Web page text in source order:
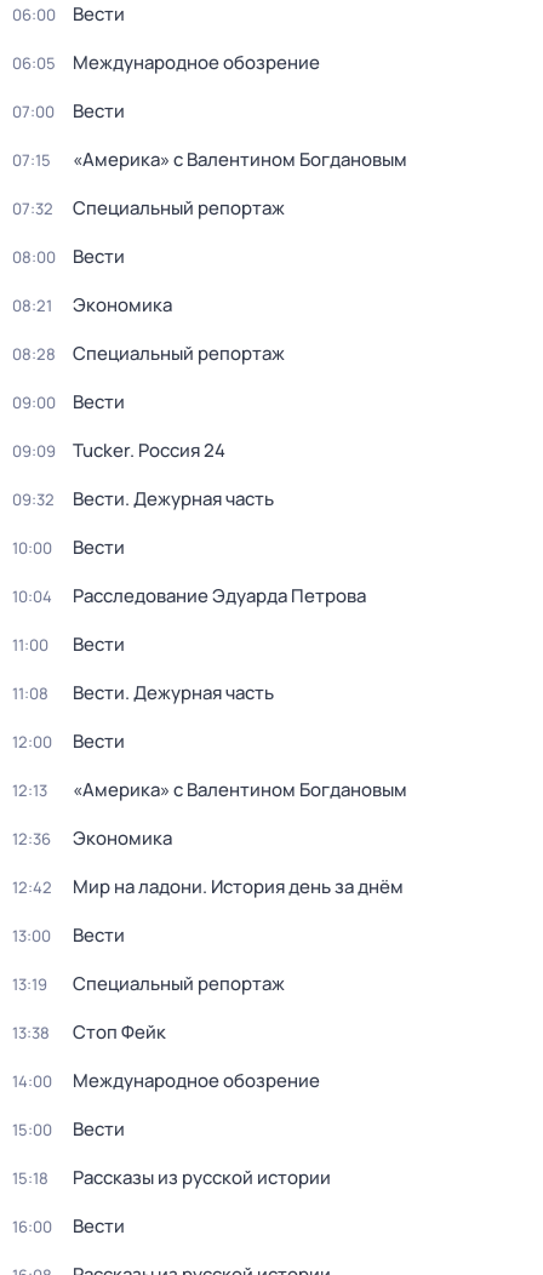
06:00 Вести
06:05 Международное обозрение
07:00 Вести
07:15 «Америка» с Валентином Богдановым
07:32 Специальный репортаж
08:00 Вести
08:21 Экономика
08:28 Специальный репортаж
09:00 Вести
09:09 Tucker. Россия 24
09:32 Вести. Дежурная часть
10:00 Вести
10:04 Расследование Эдуарда Петрова
11:00 Вести
11:08 Вести. Дежурная часть
12:00 Вести
12:13 «Америка» с Валентином Богдановым
12:36 Экономика
12:42 Мир на ладони. История день за днём
13:00 Вести
13:19 Специальный репортаж
13:38 Стоп Фейк
14:00 Международное обозрение
15:00 Вести
15:18 Рассказы из русской истории
16:00 Вести